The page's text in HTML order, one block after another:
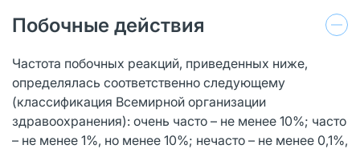
Побочные действия
Частота побочных реакций, приведенных ниже,
определялась соответственно следующему
(классификация Всемирной организации
здравоохранения): очень часто – не менее 10%; часто
– не менее 1%, но менее 10%; нечасто – не менее 0,1%,